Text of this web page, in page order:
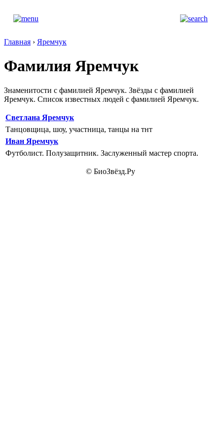
Главная › Яремчук
Фамилия Яремчук
Знаменитости с фамилией Яремчук. Звёзды с фамилией
Яремчук. Список известных людей с фамилией Яремчук.
Светлана Яремчук
Танцовщица, шоу, участница, танцы на тнт
Иван Яремчук
Футболист. Полузащитник. Заслуженный мастер спорта.
© БиоЗвёзд.Ру